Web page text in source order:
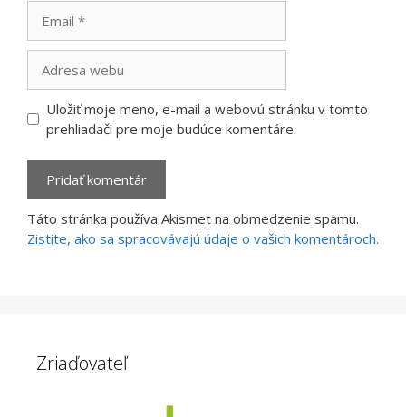
webu
Uložiť moje meno, e-mail a webovú stránku v tomto
prehliadači pre moje budúce komentáre.
Táto stránka používa Akismet na obmedzenie spamu.
Zistite, ako sa spracovávajú údaje o vašich komentároch.
Zriaďovateľ